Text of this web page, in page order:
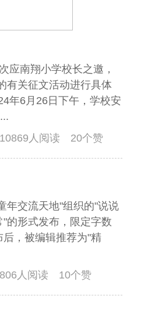
应南翔小学校长之邀，
有关征文活动进行具体
年6月26日下午，学校安
10869人阅读 20个赞
年交流天地"组织的"说说
的形式发布，限定字数
，被编辑推荐为"精
806人阅读 10个赞